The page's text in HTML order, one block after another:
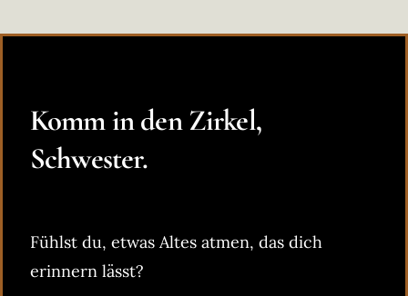
Komm in den Zirkel,
Schwester.
Fühlst du, etwas Altes atmen, das dich
erinnern lässt?